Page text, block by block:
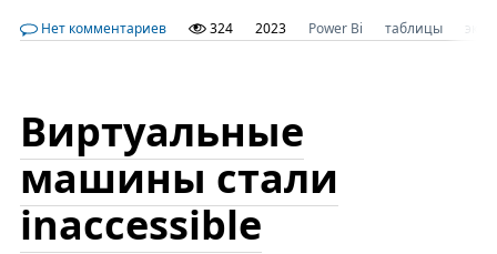
Нет комментариев 324 2023 Power Bi таблицы
Виртуальные
машины стали
inaccessible